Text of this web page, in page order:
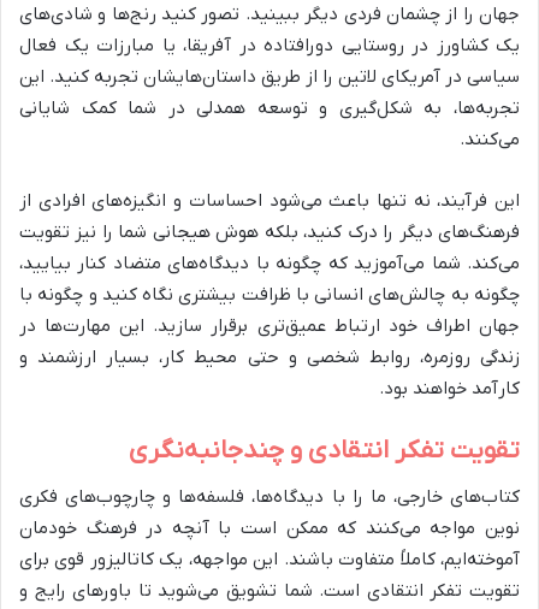
جهان را از چشمان فردی دیگر ببینید. تصور کنید رنج‌ها و شادی‌های
یک کشاورز در روستایی دورافتاده در آفریقا، یا مبارزات یک فعال
سیاسی در آمریکای لاتین را از طریق داستان‌هایشان تجربه کنید. این
تجربه‌ها، به شکل‌گیری و توسعه همدلی در شما کمک شایانی
می‌کنند.
این فرآیند، نه تنها باعث می‌شود احساسات و انگیزه‌های افرادی از
فرهنگ‌های دیگر را درک کنید، بلکه هوش هیجانی شما را نیز تقویت
می‌کند. شما می‌آموزید که چگونه با دیدگاه‌های متضاد کنار بیایید،
چگونه به چالش‌های انسانی با ظرافت بیشتری نگاه کنید و چگونه با
جهان اطراف خود ارتباط عمیق‌تری برقرار سازید. این مهارت‌ها در
زندگی روزمره، روابط شخصی و حتی محیط کار، بسیار ارزشمند و
کارآمد خواهند بود.
تقویت تفکر انتقادی و چندجانبه‌نگری
کتاب‌های خارجی، ما را با دیدگاه‌ها، فلسفه‌ها و چارچوب‌های فکری
نوین مواجه می‌کنند که ممکن است با آنچه در فرهنگ خودمان
آموخته‌ایم، کاملاً متفاوت باشند. این مواجهه، یک کاتالیزور قوی برای
تقویت تفکر انتقادی است. شما تشویق می‌شوید تا باورهای رایج و